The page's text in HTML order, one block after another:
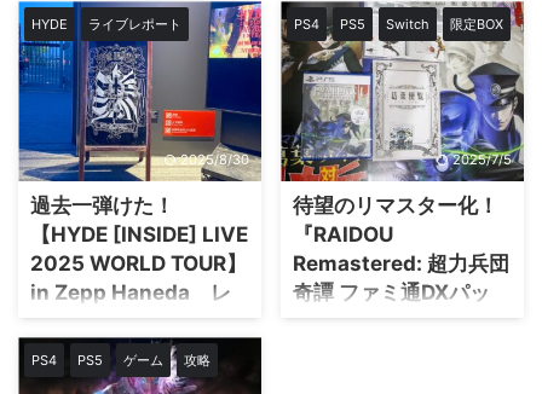
ょっと。この時間でもすでに多く
の人が駅にいて、正直驚いたね。
一般入場でも早く来れば試遊した
い ...
けど、デザイン的に僕の心に刺さ
るのが無かったか ...
2025年8月10日(日)、男女がエリ
ア分けされたHYDEさんの特別公
演 「BEAUTY & THE BEAST 」
が横浜・KT Zepp Yokohamaで
開催！ BBは2024年の羽田以来2
回目の参加だ！今年も来たぜー
本記事では、実際に参戦した
僕が体験した ライブの熱気・会
場の雰囲気・セトリ(セットリス
ト)・グッズ情報 をまとめたぞ。
激しさと幻想的な演出が交錯する
圧巻のステージ、観客を巻き込む
「AFTER LIGHT」、「SOCIAL
心を揺さぶる「ON ...
初参戦で、まさかここまで心を奪
われるとは・・・。 2025年8月7
日(木)、渋谷WWW Xで開催され
た「ACID ANDROID LIVE 2025
#1」に行ってきた！ 狭い空間に
詰まった熱気、胸を打つ迫力のサ
ウンド、そして僕の推しの
yukihiroさんの存在感。 予習なし
でも、新旧ナンバーが次々と炸裂
するセットリストに自然と体が動
き、気づけば熱狂の渦の中。 こ
の記事では、会場入りからライブ
終了までの全感情を、ほぼ時系列
HYDE ライブレポート
2025/8/30
過去一弾けた！
【HYDE [INSIDE] LIVE
2025 WORLD TOUR】
in Zepp Haneda レ
ポート 8月の横浜BB
が本番
2025年6月22日(日)に行ってきた
PS4 PS5 Switch 限定BOX
2025/7/5
待望のリマスター化！
『RAIDOU
Remastered: 超力兵団
奇譚 ファミ通DXパッ
ク』限定パックの中身
PS4 PS5 ゲーム 攻略